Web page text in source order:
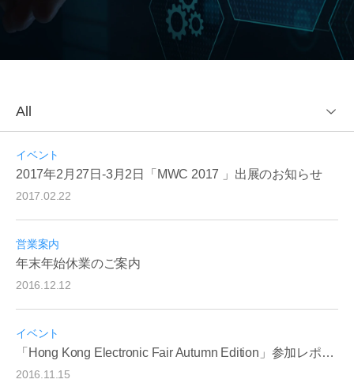
All
イベント
2017年2月27日-3月2日「MWC 2017 」出展のお知らせ
2017.02.22
営業案内
年末年始休業のご案内
2016.12.12
イベント
「Hong Kong Electronic Fair Autumn Edition」参加レポート
2016.11.15